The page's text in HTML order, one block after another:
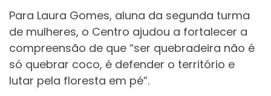
Para Laura Gomes, aluna da segunda turma
de mulheres, o Centro ajudou a fortalecer a
compreensão de que “ser quebradeira não é
só quebrar coco, é defender o território e
lutar pela floresta em pé”.